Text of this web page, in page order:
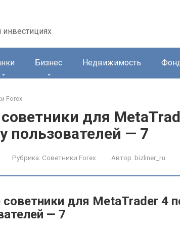
инвестициях
Бизнес Недвижимость
Forex
для
пользователей — 7
Рубрика: Советники Forex Автор: bizliner_ru
для MetaTrader 4
— 7